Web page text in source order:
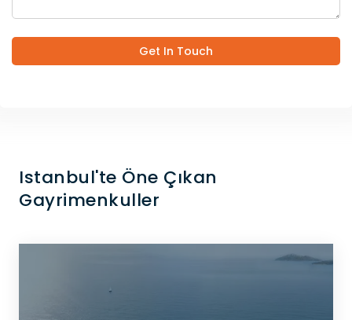
Get In Touch
Istanbul'te Öne Çıkan
Gayrimenkuller